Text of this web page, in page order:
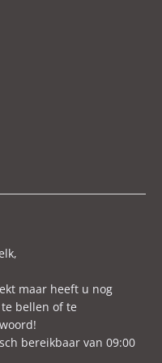
maar heeft u nog
bellen of te
bereikbaar van 09:00